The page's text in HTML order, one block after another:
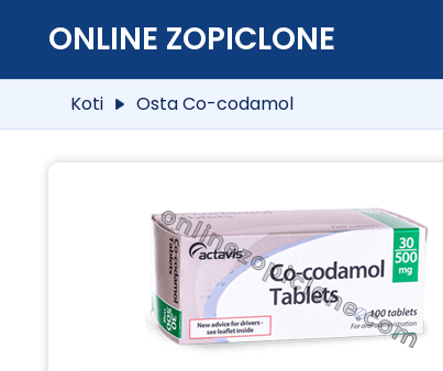
ONLINE ZOPICLONE
Koti Osta Co-codamol